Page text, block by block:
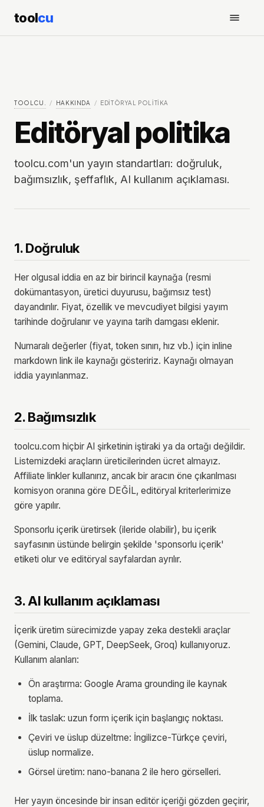
toolcu
TOOLCU. / HAKKINDA / EDITÖRYAL POLITIKA
Editöryal politika
toolcu.com'un yayın standartları: doğruluk,
bağımsızlık, şeffaflık, AI kullanım açıklaması.
1. Doğruluk
Her olgusal iddia en az bir birincil kaynağa (resmi
dokümantasyon, üretici duyurusu, bağımsız test)
dayandırılır. Fiyat, özellik ve mevcudiyet bilgisi yayım
tarihinde doğrulanır ve yayına tarih damgası eklenir.
Numaralı değerler (fiyat, token sınırı, hız vb.) için inline
markdown link ile kaynağı gösteririz. Kaynağı olmayan
iddia yayınlanmaz.
2. Bağımsızlık
toolcu.com hiçbir AI şirketinin iştiraki ya da ortağı değildir.
Listemizdeki araçların üreticilerinden ücret almayız.
Affiliate linkler kullanırız, ancak bir aracın öne çıkarılması
komisyon oranına göre DEĞİL, editöryal kriterlerimize
göre yapılır.
Sponsorlu içerik üretirsek (ileride olabilir), bu içerik
sayfasının üstünde belirgin şekilde 'sponsorlu içerik'
etiketi olur ve editöryal sayfalardan ayrılır.
3. AI kullanım açıklaması
İçerik üretim sürecimizde yapay zeka destekli araçlar
(Gemini, Claude, GPT, DeepSeek, Groq) kullanıyoruz.
Kullanım alanları:
Ön araştırma: Google Arama grounding ile kaynak
toplama.
İlk taslak: uzun form içerik için başlangıç noktası.
Çeviri ve üslup düzeltme: İngilizce-Türkçe çeviri,
üslup normalize.
Görsel üretim: nano-banana 2 ile hero görselleri.
Her yayın öncesinde bir insan editör içeriği gözden geçirir,